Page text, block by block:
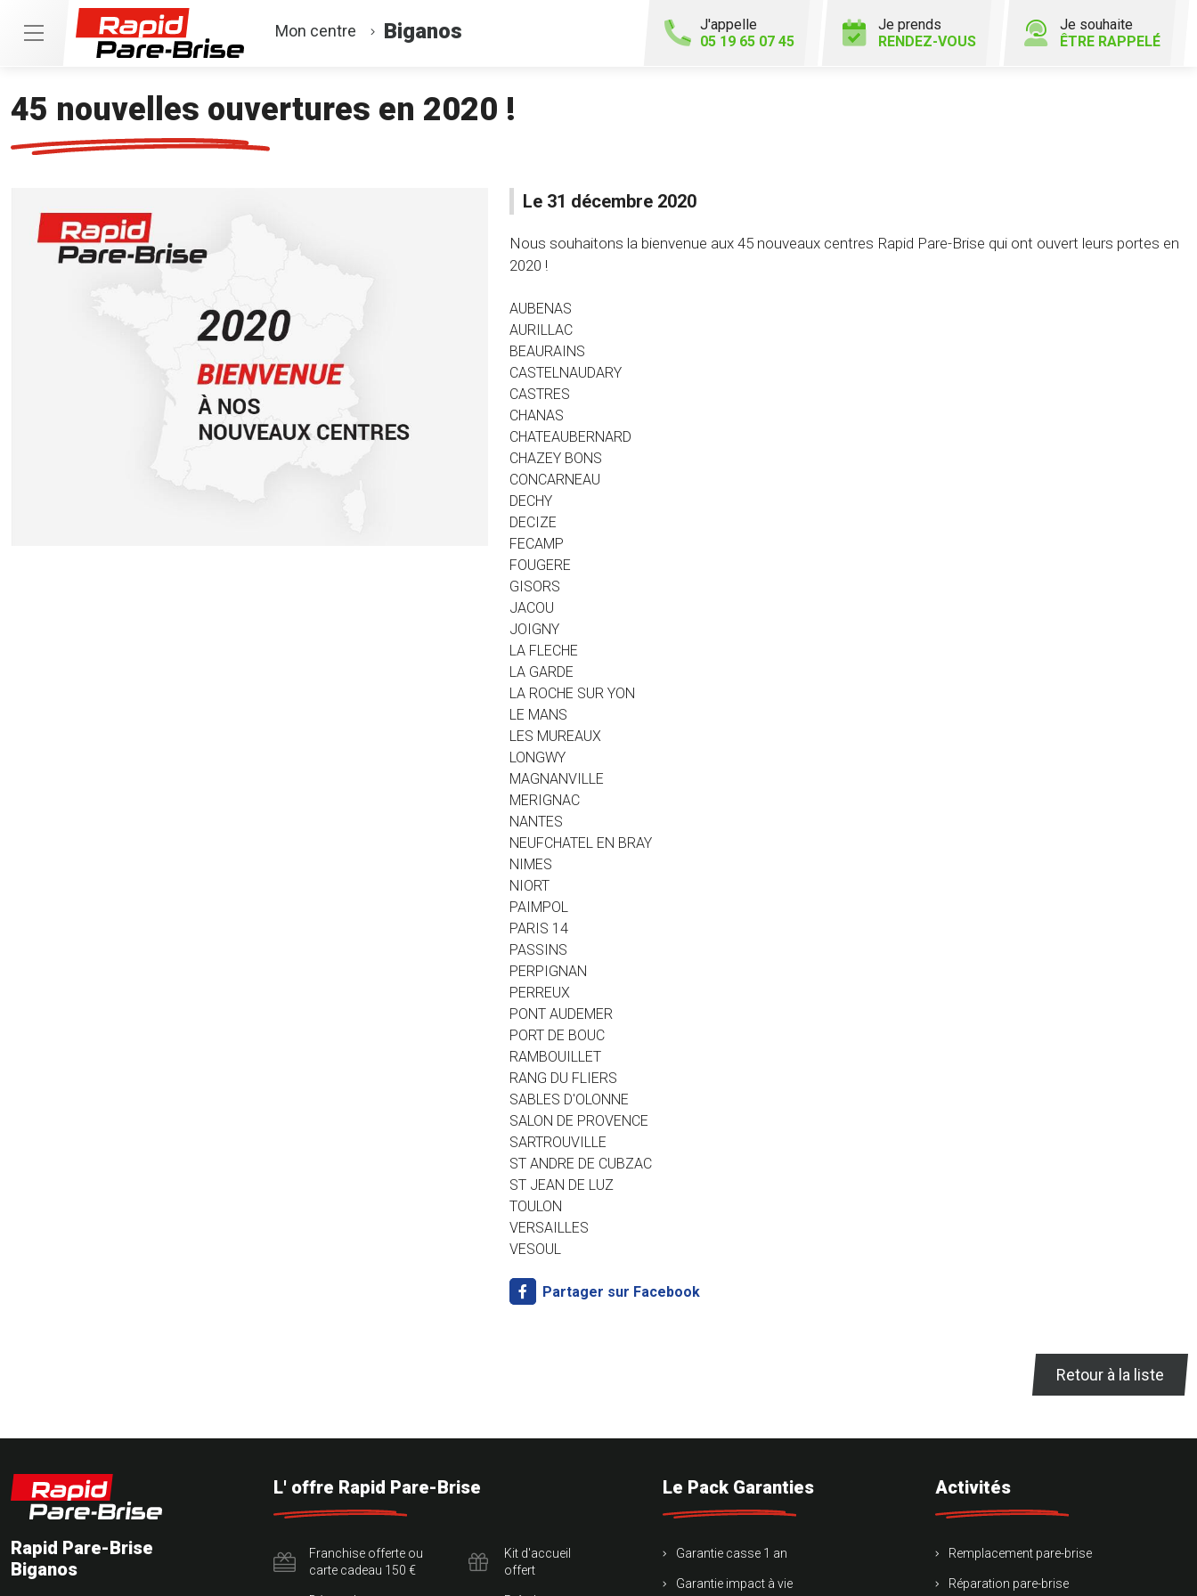
Mon centre Biganos
J'appelle
05 19 65 07 45
Je prends
RENDEZ-VOUS
Je souhaite
ÊTRE RAPPELÉ
45 nouvelles ouvertures en 2020 !
Le 31 décembre 2020
Nous souhaitons la bienvenue aux 45 nouveaux centres Rapid Pare-Brise qui ont ouvert leurs portes en
2020 !
AUBENAS
AURILLAC
BEAURAINS
CASTELNAUDARY
CASTRES
CHANAS
CHATEAUBERNARD
CHAZEY BONS
CONCARNEAU
DECHY
DECIZE
FECAMP
FOUGERE
GISORS
JACOU
JOIGNY
LA FLECHE
LA GARDE
LA ROCHE SUR YON
LE MANS
LES MUREAUX
LONGWY
MAGNANVILLE
MERIGNAC
NANTES
NEUFCHATEL EN BRAY
NIMES
NIORT
PAIMPOL
PARIS 14
PASSINS
PERPIGNAN
PERREUX
PONT AUDEMER
PORT DE BOUC
RAMBOUILLET
RANG DU FLIERS
SABLES D'OLONNE
SALON DE PROVENCE
SARTROUVILLE
ST ANDRE DE CUBZAC
ST JEAN DE LUZ
TOULON
VERSAILLES
VESOUL
Partager sur Facebook
Retour à la liste
Rapid Pare-Brise
Biganos
L' offre Rapid Pare-Brise
Franchise offerte ou
carte cadeau 150 €
Kit d'accueil
offert
Le Pack Garanties
Garantie casse 1 an
Garantie impact à vie
Activités
Remplacement pare-brise
Réparation pare-brise